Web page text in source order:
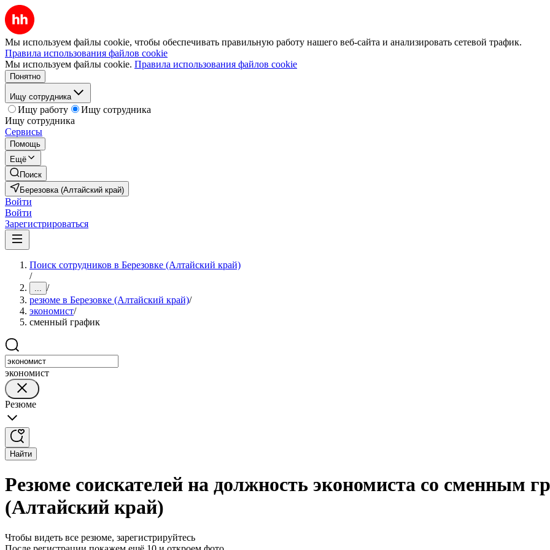
Мы используем файлы cookie, чтобы обеспечивать правильную работу нашего веб-сайта и анализировать сетевой трафик.
Правила использования файлов cookie
Мы используем файлы cookie. Правила использования файлов cookie
Понятно
Ищу сотрудника
Ищу работу
Ищу сотрудника
Ищу сотрудника
Сервисы
Помощь
Ещё
Поиск
Березовка (Алтайский край)
Войти
Войти
Зарегистрироваться
Поиск сотрудников в Березовке (Алтайский край)
/
... /
резюме в Березовке (Алтайский край)/
экономист/
сменный график
экономист
Резюме
Найти
Резюме соискателей на должность экономиста со сменным
(Алтайский край)
Чтобы видеть все резюме, зарегистрируйтесь